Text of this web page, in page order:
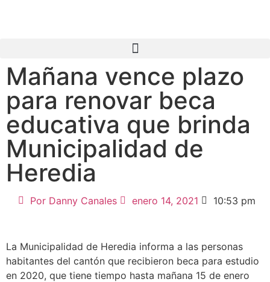
Mañana vence plazo
para renovar beca
educativa que brinda
Municipalidad de
Heredia
PorDanny Canales enero 14, 2021 10:53 pm
La Municipalidad de Heredia informa a las personas
habitantes del cantón que recibieron beca para estudio
en 2020, que tiene tiempo hasta mañana 15 de enero